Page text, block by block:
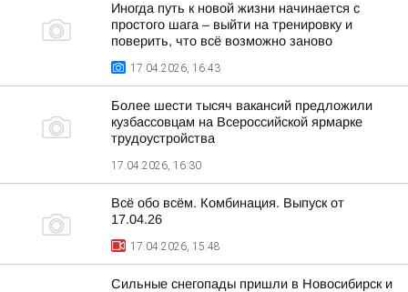
Иногда путь к новой жизни начинается с
простого шага – выйти на тренировку и
поверить, что всё возможно заново
17.04.2026, 16:43
Более шести тысяч вакансий предложили
кузбассовцам на Всероссийской ярмарке
трудоустройства
17.04.2026, 16:30
Всё обо всём. Комбинация. Выпуск от
17.04.26
17.04.2026, 15:48
Сильные снегопады пришли в Новосибирск и